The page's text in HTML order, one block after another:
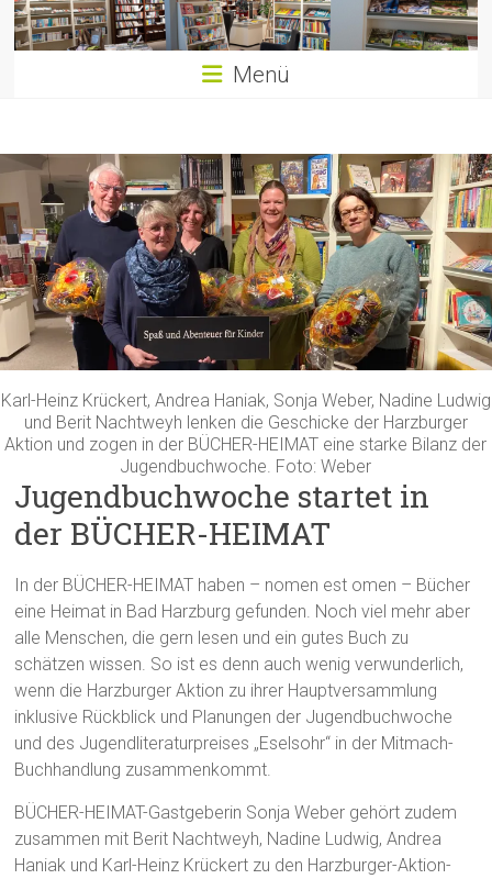
Menü
Karl-Heinz Krückert, Andrea Haniak, Sonja Weber, Nadine Ludwig
und Berit Nachtweyh lenken die Geschicke der Harzburger
Aktion und zogen in der BÜCHER-HEIMAT eine starke Bilanz der
Jugendbuchwoche. Foto: Weber
Jugendbuchwoche startet in
der BÜCHER-HEIMAT
In der BÜCHER-HEIMAT haben – nomen est omen – Bücher
eine Heimat in Bad Harzburg gefunden. Noch viel mehr aber
alle Menschen, die gern lesen und ein gutes Buch zu
schätzen wissen. So ist es denn auch wenig verwunderlich,
wenn die Harzburger Aktion zu ihrer Hauptversammlung
inklusive Rückblick und Planungen der Jugendbuchwoche
und des Jugendliteraturpreises „Eselsohr“ in der Mitmach-
Buchhandlung zusammenkommt.
BÜCHER-HEIMAT-Gastgeberin Sonja Weber gehört zudem
zusammen mit Berit Nachtweyh, Nadine Ludwig, Andrea
Haniak und Karl-Heinz Krückert zu den Harzburger-Aktion-